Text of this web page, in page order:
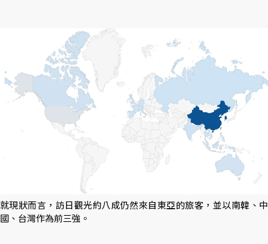
就現狀而言，訪日觀光約八成仍然來自東亞的旅客，並以南韓、中
國、台灣作為前三強。